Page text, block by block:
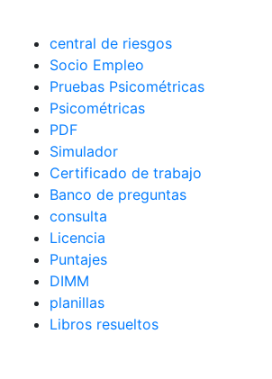
central de riesgos
Socio Empleo
Pruebas Psicométricas
Psicométricas
PDF
Simulador
Certificado de trabajo
Banco de preguntas
consulta
Licencia
Puntajes
DIMM
planillas
Libros resueltos